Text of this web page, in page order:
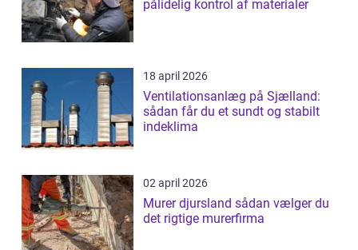
pålidelig kontrol af materialer
18 april 2026
Ventilationsanlæg på Sjælland:
sådan får du et sundt og stabilt
indeklima
02 april 2026
Murer djursland sådan vælger du
det rigtige murerfirma